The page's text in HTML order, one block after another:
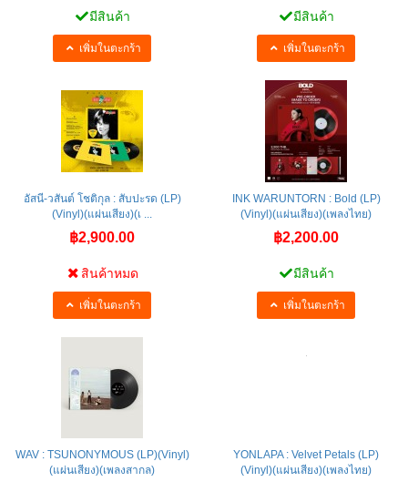
มีสินค้า
เพิ่มในตะกร้า
มีสินค้า
เพิ่มในตะกร้า
อัสนี-วสันต์ โชติกุล : สับปะรด (LP)
(Vinyl)(แผ่นเสียง)(เ ...
฿2,900.00
สินค้าหมด
เพิ่มในตะกร้า
INK WARUNTORN : Bold (LP)
(Vinyl)(แผ่นเสียง)(เพลงไทย)
฿2,200.00
มีสินค้า
เพิ่มในตะกร้า
WAV : TSUNONYMOUS (LP)(Vinyl)
(แผ่นเสียง)(เพลงสากล)
YONLAPA : Velvet Petals (LP)
(Vinyl)(แผ่นเสียง)(เพลงไทย)